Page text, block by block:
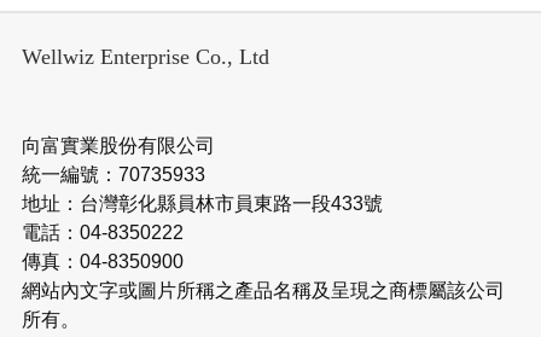
Wellwiz Enterprise Co., Ltd
向富實業股份有限公司
統一編號：70735933
地址：台灣彰化縣員林市員東路一段433號
電話：04-8350222
傳真：04-8350900
網站內文字或圖片所稱之產品名稱及呈現之商標屬該公司
所有。